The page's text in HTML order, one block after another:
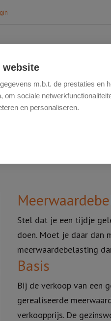
Stel dat je een tijdje
doen. Moet je daar dan
meerwaardebelasting
Basis
Bij de verkoop van een
gerealiseerde
verkoopprijs. De
website
m.b.t. de prestaties en
sociale
en personaliseren.